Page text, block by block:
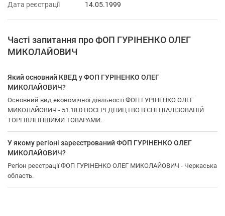
Дата реєстрації
14.05.1999
Часті запитання про ФОП ГУРІНЕНКО ОЛЕГ
МИКОЛАЙОВИЧ
Який основний КВЕД у ФОП ГУРІНЕНКО ОЛЕГ
МИКОЛАЙОВИЧ?
Основний вид економічної діяльності ФОП ГУРІНЕНКО ОЛЕГ
МИКОЛАЙОВИЧ - 51.18.0 ПОСЕРЕДНИЦТВО В СПЕЦІАЛІЗОВАНІЙ
ТОРГІВЛІ ІНШИМИ ТОВАРАМИ.
У якому регіоні зареєстрований ФОП ГУРІНЕНКО ОЛЕГ
МИКОЛАЙОВИЧ?
Регіон реєстрації ФОП ГУРІНЕНКО ОЛЕГ МИКОЛАЙОВИЧ - Черкаська
область.